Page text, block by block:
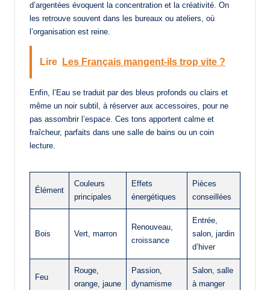
d’argentées évoquent la concentration et la créativité. On
les retrouve souvent dans les bureaux ou ateliers, où
l’organisation est reine.
Lire Les Français mangent-ils trop vite ?
Enfin, l’Eau se traduit par des bleus profonds ou clairs et
même un noir subtil, à réserver aux accessoires, pour ne
pas assombrir l’espace. Ces tons apportent calme et
fraîcheur, parfaits dans une salle de bains ou un coin
lecture.
Élément
Couleurs
principales
Effets
énergétiques
Pièces
conseillées
Bois Vert, marron
Renouveau,
croissance
Entrée,
salon, jardin
d’hiver
Feu
Rouge,
orange, jaune
Passion,
dynamisme
Salon, salle
à manger